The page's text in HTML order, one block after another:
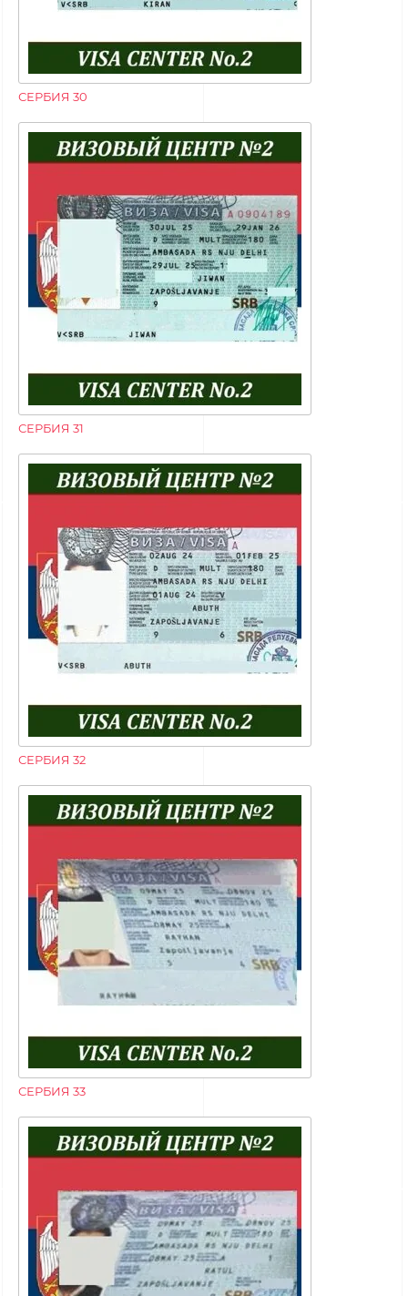
СЕРБИЯ 30
СЕРБИЯ 31
СЕРБИЯ 32
СЕРБИЯ 33